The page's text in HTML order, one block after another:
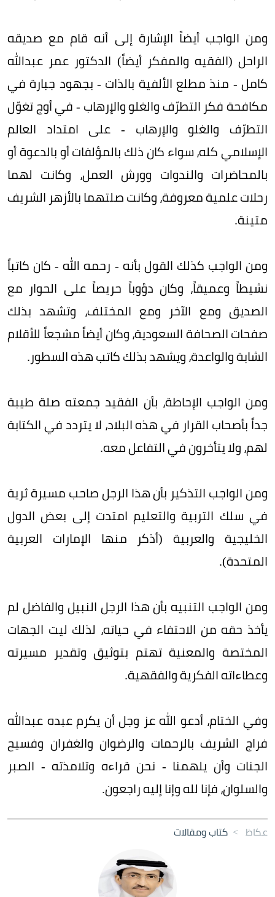
ومن الواجب أيضاً الإشارة إلى أنه قام مع صديقه
الراحل (الفقيه والمفكر أيضاً) الدكتور عمر عبدالله
كامل - منذ مطلع الألفية بالذات - بجهود جبارة في
مكافحة فكر التطرّف والغلو والإرهاب - في أوج تغوّل
التطرّف والغلو والإرهاب - على امتداد العالم
الإسلامي كله، سواء كان ذلك بالمؤلفات أو بالدعوة أو
بالمحاضرات والندوات وورش العمل، وكانت لهما
رحلات علمية معروفة، وكانت صلتهما بالأزهر الشريف
متينة.
ومن الواجب كذلك القول بأنه - رحمه الله - كان كاتباً
نشيطاً وعميقاً، وكان دؤوباً حريصاً على الحوار مع
الصديق ومع الآخر ومع المختلف، وتشهد بذلك
صفحات الصحافة السعودية، وكان أيضاً مشجعاً للأقلام
الشابة والواعدة، ويشهد بذلك كاتب هذه السطور.
ومن الواجب الإحاطة، بأن الفقيد جمعته صلة طيبة
جداً بأصحاب القرار في هذه البلاد، لا يتردد في الكتابة
لهم، ولا يتأخرون في التفاعل معه.
ومن الواجب التذكير بأن هذا الرجل صاحب مسيرة ثرية
في سلك التربية والتعليم امتدت إلى بعض الدول
الخليجية والعربية (أذكر منها الإمارات العربية
المتحدة).
ومن الواجب التنبيه بأن هذا الرجل النبيل والفاضل لم
يأخذ حقه من الاحتفاء في حياته، لذلك ليت الجهات
المختصة والمعنية تهتم بتوثيق وتقدير مسيرته
وعطاءاته الفكرية والفقهية.
وفي الختام، أدعو الله عز وجل أن يكرم عبده عبدالله
فراج الشريف بالرحمات والرضوان والغفران وفسيح
الجنات وأن يلهمنا - نحن قراءه وتلامذته - الصبر
والسلوان، فإنا لله وإنا إليه راجعون.
عكاظ > كتاب ومقالات